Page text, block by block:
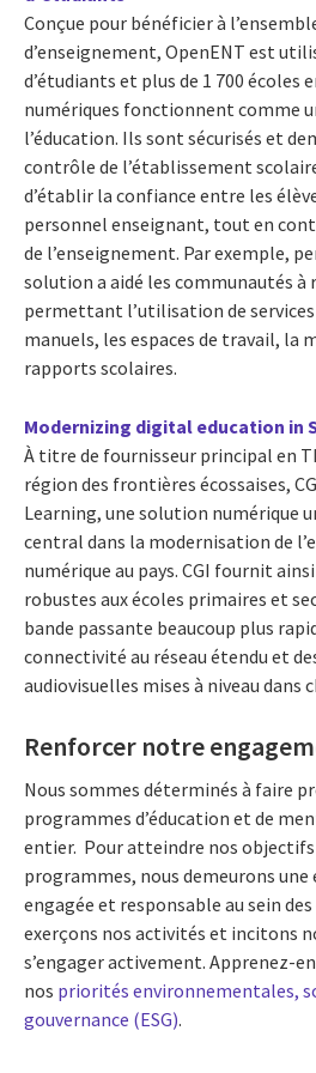
Conçue pour bénéficier à
d’enseignement, OpenENT est
d’étudiants et plus de 1 700 écoles
numériques fonctionnent comme
l’éducation. Ils sont sécurisés et
contrôle de l’établissement
d’établir la confiance entre les
personnel enseignant, tout en
de l’enseignement. Par exemple,
solution a aidé les communautés à
permettant l’utilisation de
manuels, les espaces de travail, la
rapports scolaires.
Modernizing digital education in
À titre de fournisseur principal en
région des frontières écossaises,
Learning, une solution numérique
central dans la modernisation de
numérique au pays. CGI fournit
robustes aux écoles primaires et
bande passante beaucoup plus
connectivité au réseau étendu et
audiovisuelles mises à niveau dans
Renforcer notre
Nous sommes déterminés à faire
programmes d’éducation et de
entier. Pour atteindre nos
programmes, nous demeurons
engagée et responsable au sein
exerçons nos activités et incitons
s’engager activement. Apprenez-
nos priorités environnementales,
gouvernance (ESG).